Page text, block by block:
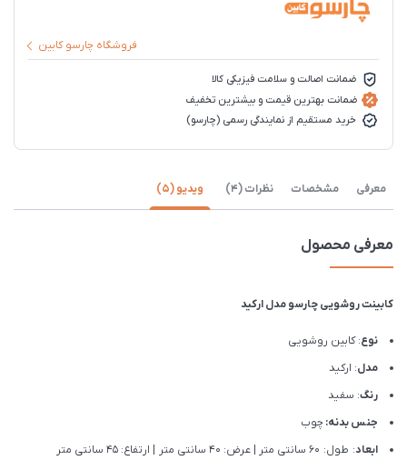
فروشگاه چارسو کابین
ضمانت اصالت و سلامت فیزیکی کالا
ضمانت بهترین قیمت و بیشترین تخفیف
خرید مستقیم از نمایندگی رسمی (چارسو)
معرفی مشخصات نظرات (4) ویدیو (5)
معرفی محصول
کابینت روشویی چارسو مدل ارکید
نوع: کابین روشویی
مدل: ارکید
رنگ: سفید
جنس بدنه: چوب
ابعاد: طول: 60 سانتی متر | عرض: 40 سانتی متر | ارتفاع: 45 سانتی متر